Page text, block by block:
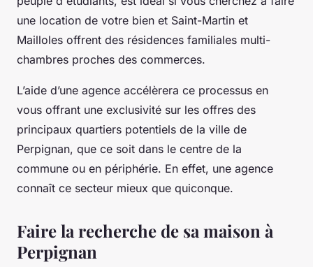
une location de votre bien et Saint-Martin et
Mailloles offrent des résidences familiales multi-
chambres proches des commerces.
L’aide d’une agence accélèrera ce processus en
vous offrant une exclusivité sur les offres des
principaux quartiers potentiels de la ville de
Perpignan, que ce soit dans le centre de la
commune ou en périphérie. En effet, une agence
connaît ce secteur mieux que quiconque.
Faire la recherche de sa maison à
Perpignan